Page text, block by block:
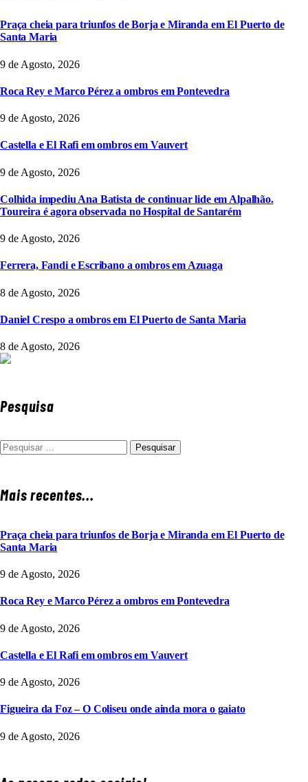
Praça cheia para triunfos de Borja e Miranda em El Puerto de
Santa Maria
9 de Agosto, 2026
Roca Rey e Marco Pérez a ombros em Pontevedra
9 de Agosto, 2026
Castella e El Rafi em ombros em Vauvert
9 de Agosto, 2026
Colhida impediu Ana Batista de continuar lide em Alpalhão.
Toureira é agora observada no Hospital de Santarém
9 de Agosto, 2026
Ferrera, Fandi e Escribano a ombros em Azuaga
8 de Agosto, 2026
Daniel Crespo a ombros em El Puerto de Santa Maria
8 de Agosto, 2026
Pesquisa
Pesquisar
por:
Mais recentes...
Praça cheia para triunfos de Borja e Miranda em El Puerto de
Santa Maria
9 de Agosto, 2026
Roca Rey e Marco Pérez a ombros em Pontevedra
9 de Agosto, 2026
Castella e El Rafi em ombros em Vauvert
9 de Agosto, 2026
Figueira da Foz – O Coliseu onde ainda mora o gaiato
9 de Agosto, 2026